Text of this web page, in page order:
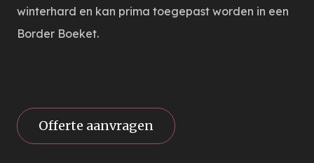
winterhard en kan prima toegepast worden in een
Border Boeket.
Offerte aanvragen